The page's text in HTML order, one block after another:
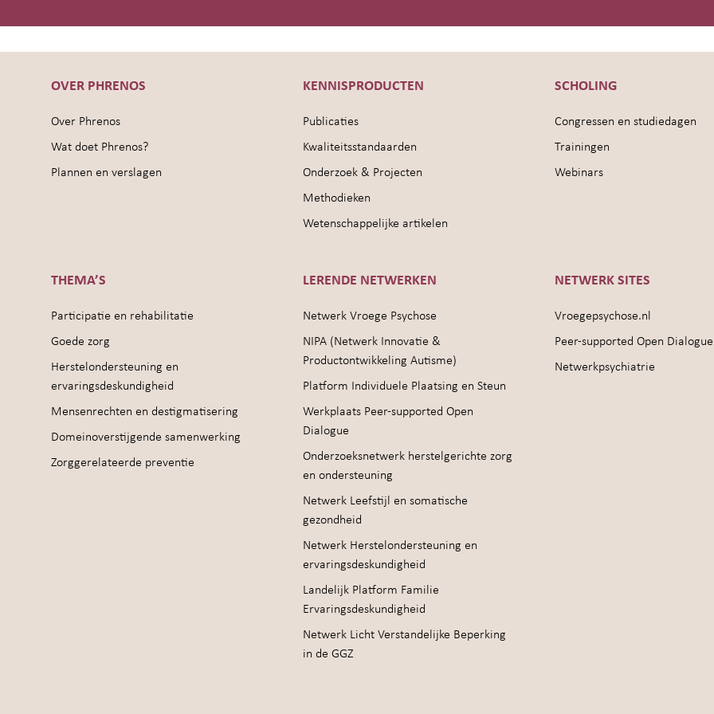
OVER PHRENOS
Over Phrenos
Wat doet Phrenos?
Plannen en verslagen
KENNISPRODUCTEN
Publicaties
Kwaliteitsstandaarden
Onderzoek & Projecten
Methodieken
Wetenschappelijke artikelen
SCHOLING
Congressen en studiedagen
Trainingen
Webinars
THEMA’S
Participatie en rehabilitatie
Goede zorg
Herstelondersteuning en
ervaringsdeskundigheid
Mensenrechten en destigmatisering
Domeinoverstijgende samenwerking
Zorggerelateerde preventie
LERENDE NETWERKEN
Netwerk Vroege Psychose
NIPA (Netwerk Innovatie &
Productontwikkeling Autisme)
Platform Individuele Plaatsing en Steun
Werkplaats Peer-supported Open
Dialogue
Onderzoeksnetwerk herstelgerichte zorg
en ondersteuning
Netwerk Leefstijl en somatische
gezondheid
Netwerk Herstelondersteuning en
ervaringsdeskundigheid
Landelijk Platform Familie
Ervaringsdeskundigheid
Netwerk Licht Verstandelijke Beperking
in de GGZ
NETWERK SITES
Vroegepsychose.nl
Peer-supported Open Dialogue
Netwerkpsychiatrie